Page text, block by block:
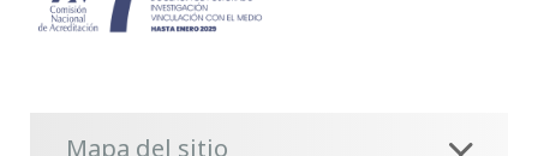
Mapa del sitio